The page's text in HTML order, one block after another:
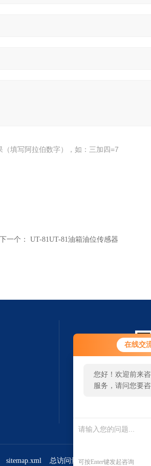
在线交
您好！欢迎前来
服务，请问您要
可按Enter键发起咨询
（填写阿拉伯数字），如：三加四=7
一个： UT-81UT-81油箱油位传感器
sitemap.xml 总访问量：384392管理登陆